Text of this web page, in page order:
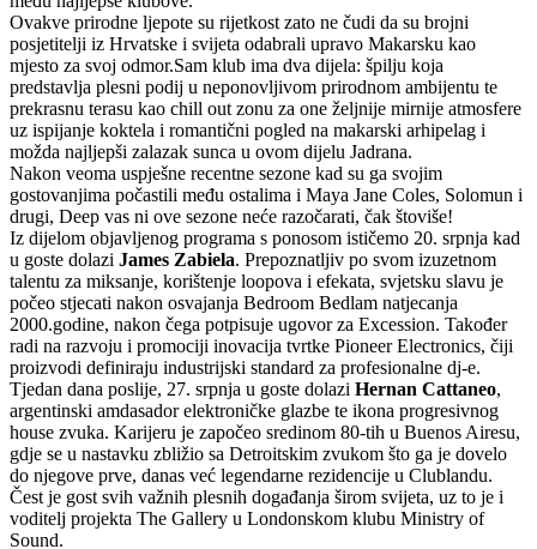
Ovakve prirodne ljepote su rijetkost zato ne čudi da su brojni
posjetitelji iz Hrvatske i svijeta odabrali upravo Makarsku kao
mjesto za svoj odmor.Sam klub ima dva dijela: špilju koja
predstavlja plesni podij u neponovljivom prirodnom ambijentu te
prekrasnu terasu kao chill out zonu za one željnije mirnije atmosfere
uz ispijanje koktela i romantični pogled na makarski arhipelag i
možda najljepši zalazak sunca u ovom dijelu Jadrana.
Nakon veoma uspješne recentne sezone kad su ga svojim
gostovanjima počastili među ostalima i Maya Jane Coles, Solomun i
drugi, Deep vas ni ove sezone neće razočarati, čak štoviše!
Iz dijelom objavljenog programa s ponosom ističemo 20. srpnja kad
u goste dolazi James Zabiela. Prepoznatljiv po svom izuzetnom
talentu za miksanje, korištenje loopova i efekata, svjetsku slavu je
počeo stjecati nakon osvajanja Bedroom Bedlam natjecanja
2000.godine, nakon čega potpisuje ugovor za Excession. Također
radi na razvoju i promociji inovacija tvrtke Pioneer Electronics, čiji
proizvodi definiraju industrijski standard za profesionalne dj-e.
Tjedan dana poslije, 27. srpnja u goste dolazi Hernan Cattaneo,
argentinski amdasador elektroničke glazbe te ikona progresivnog
house zvuka. Karijeru je započeo sredinom 80-tih u Buenos Airesu,
gdje se u nastavku zbližio sa Detroitskim zvukom što ga je dovelo
do njegove prve, danas već legendarne rezidencije u Clublandu.
Čest je gost svih važnih plesnih događanja širom svijeta, uz to je i
voditelj projekta The Gallery u Londonskom klubu Ministry of
Sound.